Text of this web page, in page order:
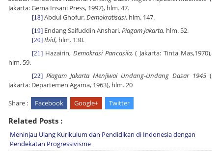
Jakarta: Gema Insani Press, 1997), hlm. 47.
[18] Abdul Ghofur,Demokratisasi, hlm. 147.
[19] Endang Saifuddin Anshari,Piagam Jakarta, hlm. 52.
[20] Ibid, hlm. 130.
[21] Hazairin, Demokrasi Pancasila,( Jakarta: Tinta Mas,1970),
hlm. 59.
[22] Piagam Jakarta Menjiwai Undang-Undang Dasar 1945 (
Jakarta: Departemen Agama, 1963), hlm. 20
Share : Facebook Google+ Twitter
Related Posts :
Meninjau Ulang Kurikulum dan Pendidikan di Indonesia dengan
Pendekatan Progressivisme